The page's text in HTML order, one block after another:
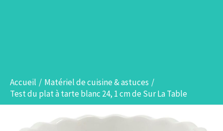
Accueil
Matériel de cuisine & astuces
Test du plat à tarte blanc 24, 1 cm de Sur La Table